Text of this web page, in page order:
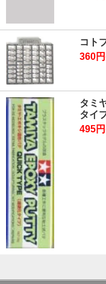
コト
360
タミ
タイ
495